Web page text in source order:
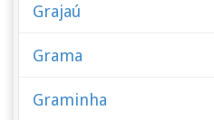
Grajaú
Grama
Graminha